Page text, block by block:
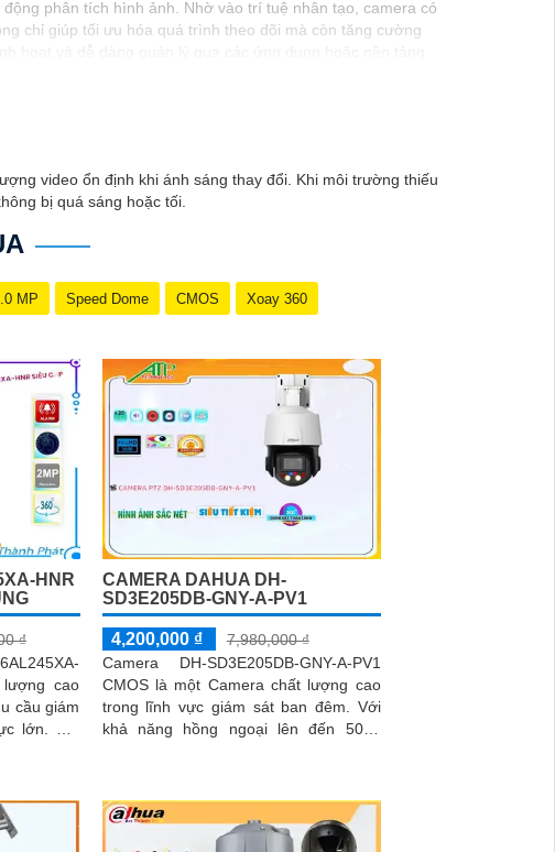
phân tích hình ảnh. Nhờ vào trí tuệ nhân tạo, camera có
chỉ giúp tối ưu hóa quá trình theo dõi mà còn tăng cường
video ổn định khi ánh sáng thay đổi. Khi môi trường thiếu
bị quá sáng hoặc tối.
MP Speed Dome CMOS Xoay 360
HNR
₫
cao
cầu giám
Với
CAMERA DAHUA DH-
SD3E205DB-GNY-A-PV1
4,200,000 ₫
7,980,000 ₫
Camera DH-SD3E205DB-GNY-A-PV1
CMOS là một Camera chất lượng cao
trong lĩnh vực giám sát ban đêm. Với
khả năng hồng ngoại lên đến 50m,